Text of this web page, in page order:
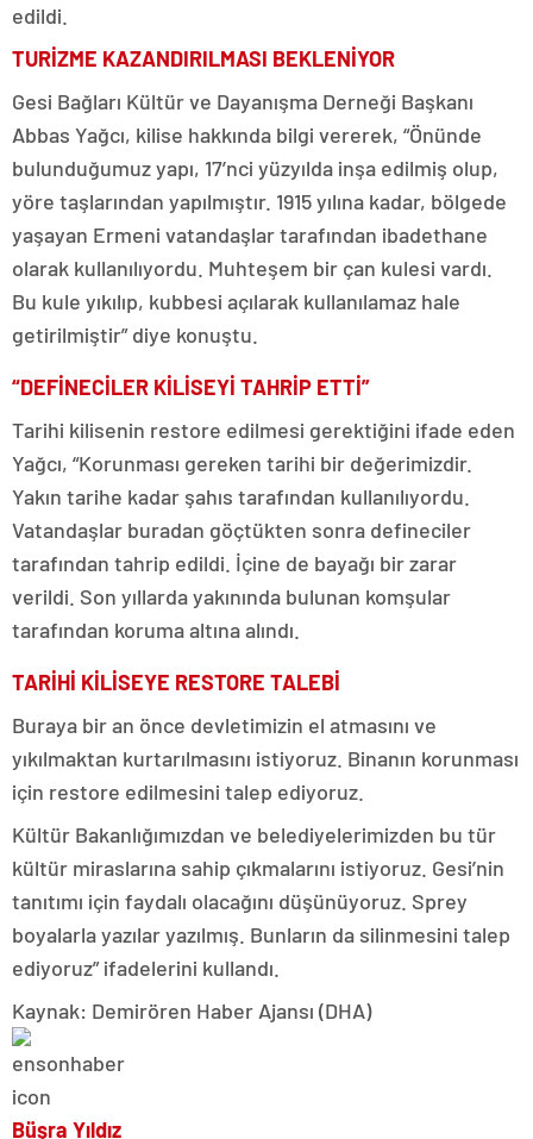
edildi.
TURİZME KAZANDIRILMASI BEKLENİYOR
Gesi Bağları Kültür ve Dayanışma Derneği Başkanı
Abbas Yağcı, kilise hakkında bilgi vererek, “Önünde
bulunduğumuz yapı, 17’nci yüzyılda inşa edilmiş olup,
yöre taşlarından yapılmıştır. 1915 yılına kadar, bölgede
yaşayan Ermeni vatandaşlar tarafından ibadethane
olarak kullanılıyordu. Muhteşem bir çan kulesi vardı.
Bu kule yıkılıp, kubbesi açılarak kullanılamaz hale
getirilmiştir” diye konuştu.
“DEFİNECİLER KİLİSEYİ TAHRİP ETTİ”
Tarihi kilisenin restore edilmesi gerektiğini ifade eden
Yağcı, “Korunması gereken tarihi bir değerimizdir.
Yakın tarihe kadar şahıs tarafından kullanılıyordu.
Vatandaşlar buradan göçtükten sonra defineciler
tarafından tahrip edildi. İçine de bayağı bir zarar
verildi. Son yıllarda yakınında bulunan komşular
tarafından koruma altına alındı.
TARİHİ KİLİSEYE RESTORE TALEBİ
Buraya bir an önce devletimizin el atmasını ve
yıkılmaktan kurtarılmasını istiyoruz. Binanın korunması
için restore edilmesini talep ediyoruz.
Kültür Bakanlığımızdan ve belediyelerimizden bu tür
kültür miraslarına sahip çıkmalarını istiyoruz. Gesi’nin
tanıtımı için faydalı olacağını düşünüyoruz. Sprey
boyalarla yazılar yazılmış. Bunların da silinmesini talep
ediyoruz” ifadelerini kullandı.
Kaynak: Demirören Haber Ajansı (DHA)
Büşra Yıldız